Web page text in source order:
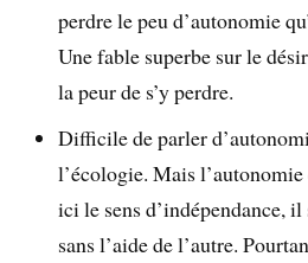
perdre le peu d’autonomie
Une fable superbe sur le
la peur de s’y perdre.
Difficile de parler
l’écologie. Mais
ici le sens d’indépendance,
sans l’aide de l’autre.